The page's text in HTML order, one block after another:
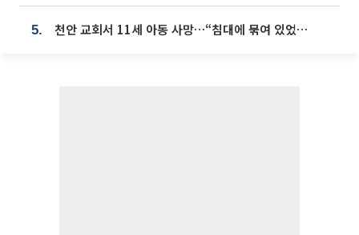
5. 천안 교회서 11세 아동 사망…“침대에 묶여 있었다” 진술 확보